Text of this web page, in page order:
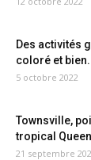
Des activités
coloré et
5 octobre 2022
Townsville,
tropical
21 septembre